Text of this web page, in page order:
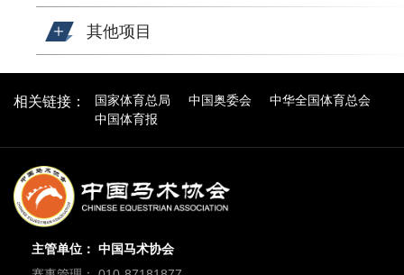
其他项目
相关链接： 国家体育总局 中国奥委会
中华全国体育总会
中国体育报
主管单位： 中国马术协会